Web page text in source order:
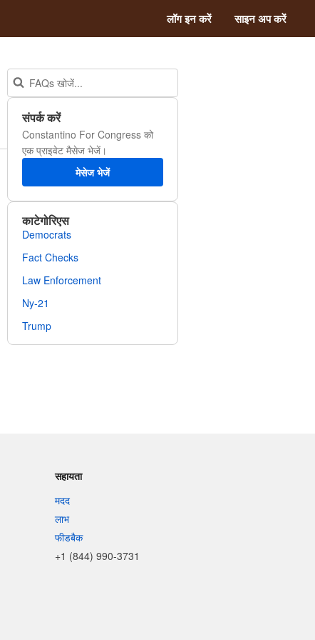
लॉग इन करें साइन अप करें
संपर्क करें
Constantino For Congress को
एक प्राइवेट मैसेज भेजें।
मेसेज भेजें
काटेगोरिएस
Democrats
Fact Checks
Law Enforcement
Ny-21
Trump
सहायता
मदद
लाभ
फीडबैक
+1 (844) 990-3731